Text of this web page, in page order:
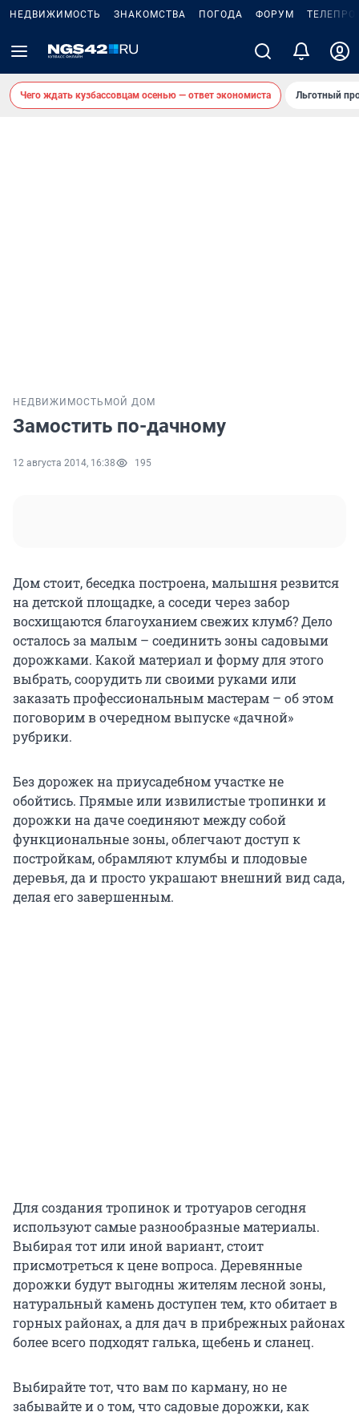
НЕДВИЖИМОСТЬ ЗНАКОМСТВА ПОГОДА ФОРУМ
Чего ждать кузбассовцам осенью — ответ экономиста Льготный
НЕДВИЖИМОСТЬ МОЙ ДОМ
Замостить по-дачному
12 августа 2014, 16:38 195
Дом стоит, беседка построена, малышня резвится
на детской площадке, а соседи через забор
восхищаются благоуханием свежих клумб? Дело
осталось за малым – соединить зоны садовыми
дорожками. Какой материал и форму для этого
выбрать, соорудить ли своими руками или
заказать профессиональным мастерам – об этом
поговорим в очередном выпуске «дачной»
рубрики.
Без дорожек на приусадебном участке не
обойтись. Прямые или извилистые тропинки и
дорожки на даче соединяют между собой
функциональные зоны, облегчают доступ к
постройкам, обрамляют клумбы и плодовые
деревья, да и просто украшают внешний вид сада,
делая его завершенным.
Для создания тропинок и тротуаров сегодня
используют самые разнообразные материалы.
Выбирая тот или иной вариант, стоит
присмотреться к цене вопроса. Деревянные
дорожки будут выгодны жителям лесной зоны,
натуральный камень доступен тем, кто обитает в
горных районах, а для дач в прибрежных районах
более всего подходят галька, щебень и сланец.
Выбирайте тот, что вам по карману, но не
забывайте и о том, что садовые дорожки, как